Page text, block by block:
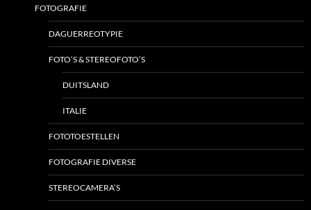
FOTOGRAFIE
DAGUERREOTYPIE
FOTO’S & STEREOFOTO’S
DUITSLAND
ITALIE
FOTOTOESTELLEN
FOTOGRAFIE DIVERSE
STEREOCAMERA’S